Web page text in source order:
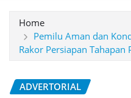
Home
Pemilu Aman dan
Rakor Persiapan Tahapan
ADVERTORIAL